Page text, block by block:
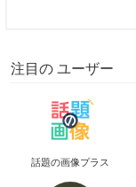
注目の ユーザー
話題の画像プラス